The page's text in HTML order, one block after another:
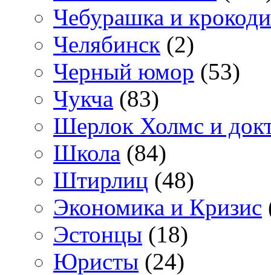
Чебурашка и
Челябинск (2)
Черный юмор (53)
Чукча (83)
Шерлок Холмс и
Школа (84)
Штирлиц (48)
Экономика и Кризис
Эстонцы (18)
Юристы (24)